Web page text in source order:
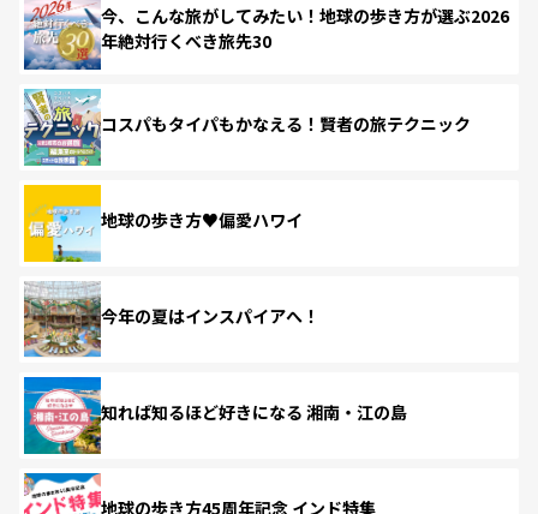
今、こんな旅がしてみたい！地球の歩き方が選ぶ2026
年絶対行くべき旅先30
コスパもタイパもかなえる！賢者の旅テクニック
地球の歩き方♥偏愛ハワイ
今年の夏はインスパイアへ！
知れば知るほど好きになる 湘南・江の島
地球の歩き方45周年記念 インド特集